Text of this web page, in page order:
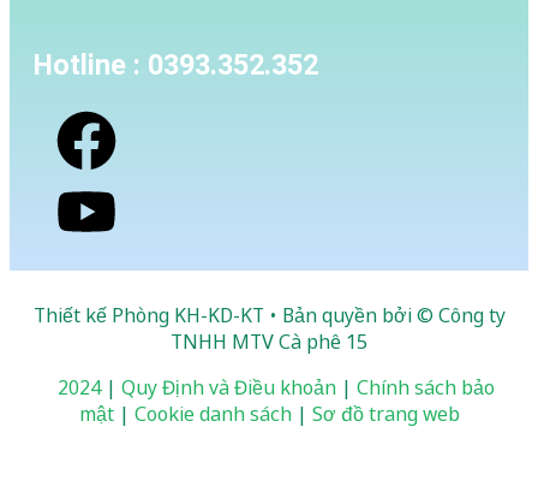
Hotline : 0393.352.352
Thiết kế Phòng KH-KD-KT • Bản quyền bởi © Công ty
TNHH MTV Cà phê 15
2024| Quy Định và Điều khoản | Chính sách bảo
mật| Cookie danh sách| Sơ đồ trang web